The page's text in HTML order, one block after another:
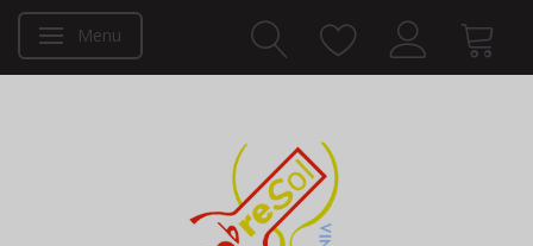
Toggle navigation
Menu